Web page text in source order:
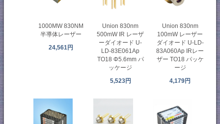
1000MW 830NM
半導体レーザー
24,561円
Union 830nm
500mW IR レーザ
ーダイオード U-
LD-83E061Ap
TO18 Φ5.6mm パ
ッケージ
5,523円
Union 830nm
100mW レーザー
ダイオード U-LD-
83A060Ap IRレー
ザー TO18 パッケ
ージ
4,179円